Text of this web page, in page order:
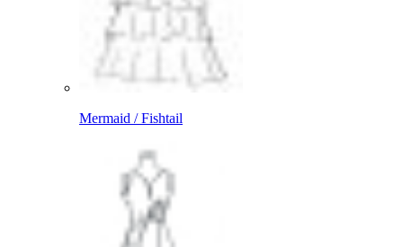
Mermaid / Fishtail